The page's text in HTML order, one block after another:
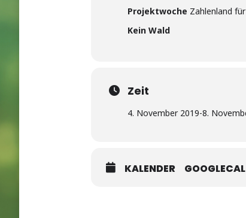
Projektwoche Zahlenland
Kein Wald
Zeit
4. November 2019-8.
KALENDER GOOGLECAL